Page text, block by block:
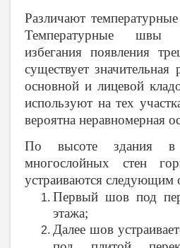
Различают
Температурные швы
избегания появления
существует значительная
основной и лицевой
используют на тех
вероятна неравномерная
По высоте здания в
многослойных стен
устраиваются следующим
Первый шов под
этажа;
Далее шов